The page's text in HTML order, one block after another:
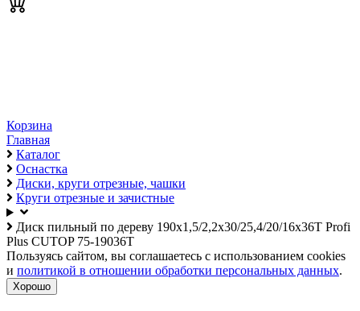
Корзина
Главная
Каталог
Оснастка
Диски, круги отрезные, чашки
Круги отрезные и зачистные
Диск пильный по дереву 190х1,5/2,2х30/25,4/20/16х36Т Profi
Plus CUTOP 75-19036Т
Пользуясь сайтом, вы соглашаетесь с использованием cookies
и политикой в отношении обработки персональных данных.
Хорошо